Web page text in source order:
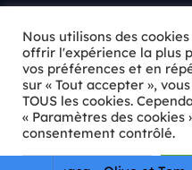
🛡️ RGPD
Copyright © 2026
Nous utilisons des
offrir l'expérience la plus
vos préférences et en
sur « Tout accepter »,
TOUS les cookies.
« Paramètres des cookies
consentement contrôlé.